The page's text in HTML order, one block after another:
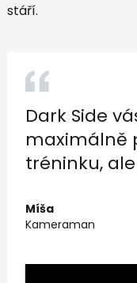
stáří.
se
při
životě.